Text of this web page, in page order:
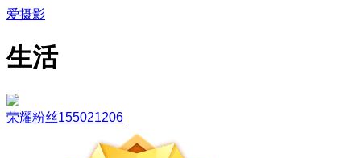
爱摄影
生活
荣耀粉丝155021206